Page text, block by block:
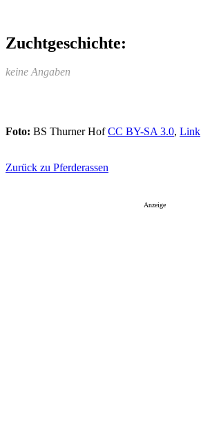
Zuchtgeschichte:
keine Angaben
Foto: BS Thurner Hof CC BY-SA 3.0, Link
Zurück zu Pferderassen
Anzeige